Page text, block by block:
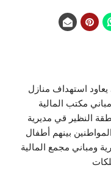
استهداف منازل
مكتب المالية
النظير قي مديرية
بينهم أطفال
ومباني مجمع المالية